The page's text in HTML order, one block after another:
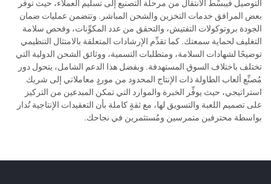
التوصيل فيبسِّط الانتقال من مرحلة التصنيع إلى تسليم العملاء، حيث توفر
بعض المرافق خدمات التخزين والشحن المباشر. وتتضمن عمليات ضمان
الجودة بروتوكولات التفتيش، والتحقق من عدد المكوِّنات، وفحص سلامة
التغليف لحماية سمعتك. كما تقدِّم الإرشادات المتعلقة بالامتثال التنظيمي
توضيحًا لشهادات السلامة، ومتطلبات التسمية، ووثائق الشحن الدولية التي
تختلف باختلاف السوق المستهدفة. وبفضل هذا الدعم الشامل، يتحول دور
مُصنِّع ألعاب الطاولة ذات الإنتاج المحدود من موردٍ معاملاتي إلى شريك
استراتيجي، حيث يوفِّر الخبرة والموارد التي تمكن المبدعين من التركيز
على تصميم اللعبة والتسويق لها، مع ثقةٍ كاملة بأن التعقيدات الإنتاجية تُدار
بواسطة محترفين متمرسين ومُستثمرين في نجاحك.